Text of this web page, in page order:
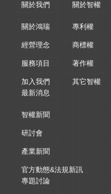
關於我們
關於鴻瑞
經營理念
服務項目
加入我們
關於智權
專利權
商標權
著作權
其它智權
最新消息
智權新聞
研討會
產業新聞
官方動態&法規新訊
專題討論